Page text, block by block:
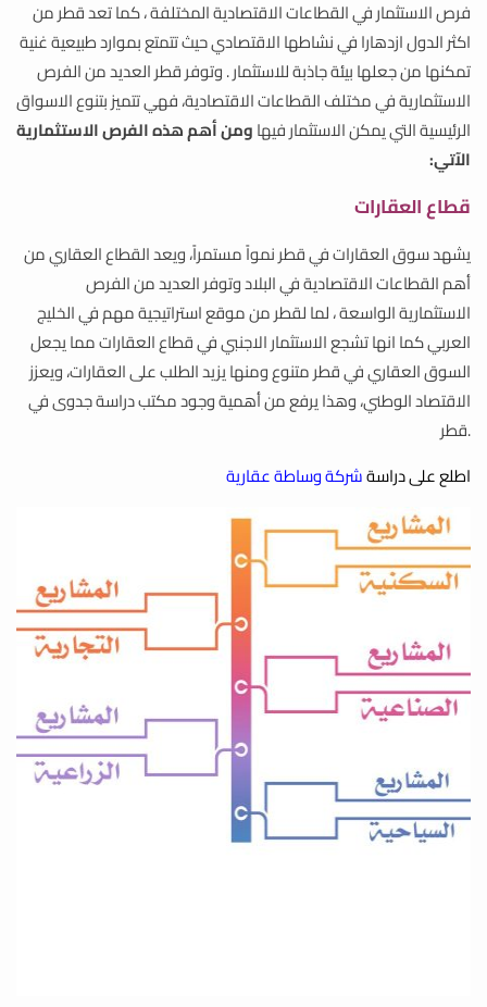
فرص الاستثمار في القطاعات الاقتصادية المختلفة ، كما تعد قطر من
اكثر الدول ازدهارا في نشاطها الاقتصادي حيث تتمتع بموارد طبيعية غنية
تمكنها من جعلها بيئة جاذبة للاستثمار . وتوفر قطر العديد من الفرص
الاستثمارية في مختلف القطاعات الاقتصادية، فهي تتميز بتنوع الاسواق
الرئيسية التي يمكن الاستثمار فيهاومن أهم هذه الفرص الاستثمارية
الآتي:
قطاع العقارات
يشهد سوق العقارات في قطر نمواً مستمراً، ويعد القطاع العقاري من
أهم القطاعات الاقتصادية في البلاد وتوفر العديد من الفرص
الاستثمارية الواسعة ، لما لقطر من موقع استراتيجية مهم في الخليج
العربي كما انها تشجع الاستثمار الاجنبي في قطاع العقارات مما يجعل
السوق العقاري في قطر متنوع ومنها يزيد الطلب على العقارات، ويعزز
الاقتصاد الوطني، وهذا يرفع من أهمية وجود مكتب دراسة جدوى في
قطر.
اطلع على دراسةشركة وساطة عقارية